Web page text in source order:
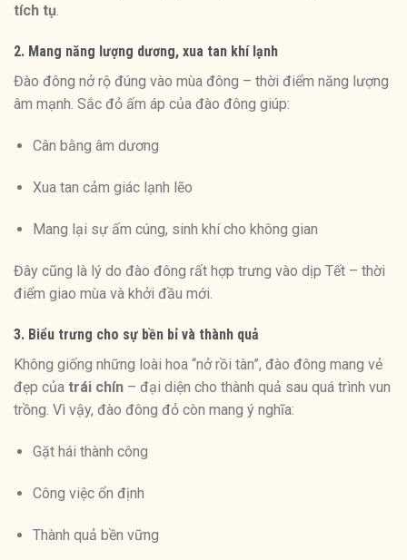
tích tụ
2. Mang năng lượng dương, xua tan khí lạnh
Đào đông nở rộ đúng vào mùa đông – thời điểm năng lượng
âm mạnh. Sắc đỏ ấm áp của đào đông giúp:
Cân bằng âm dương
Xua tan cảm giác lạnh lẽo
Mang lại sự ấm cúng, sinh khí cho không gian
Đây cũng là lý do đào đông rất hợp trưng vào dịp Tết – thời
điểm giao mùa và khởi đầu mới.
3. Biểu trưng cho sự bền bỉ và thành quả
Không giống những loài hoa “nở rồi tàn”, đào đông mang vẻ
đẹp của trái chín – đại diện cho thành quả sau quá trình vun
trồng. Vì vậy, đào đông đỏ còn mang ý nghĩa:
Gặt hái thành công
Công việc ổn định
Thành quả bền vững